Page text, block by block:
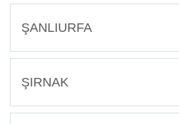
ŞANLIURFA
ŞIRNAK